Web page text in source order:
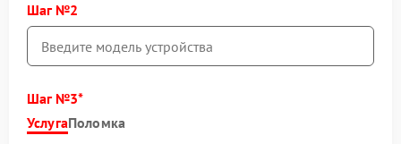
Шаг №2
Шаг №3
УслугаПоломка